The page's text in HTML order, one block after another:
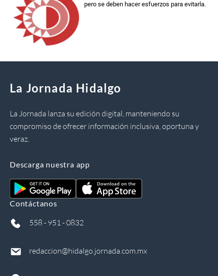
pero se deben hacer esfuerzos para evitarla.
La Jornada Hidalgo
La Jornada lanza su edición digital, manteniendo su
compromiso de ofrecer información inclusiva, oportuna y
veraz.
Descarga nuestra app
Contáctanos
558 - 951 - 0832
redaccion@hidalgo.jornada.com.mx